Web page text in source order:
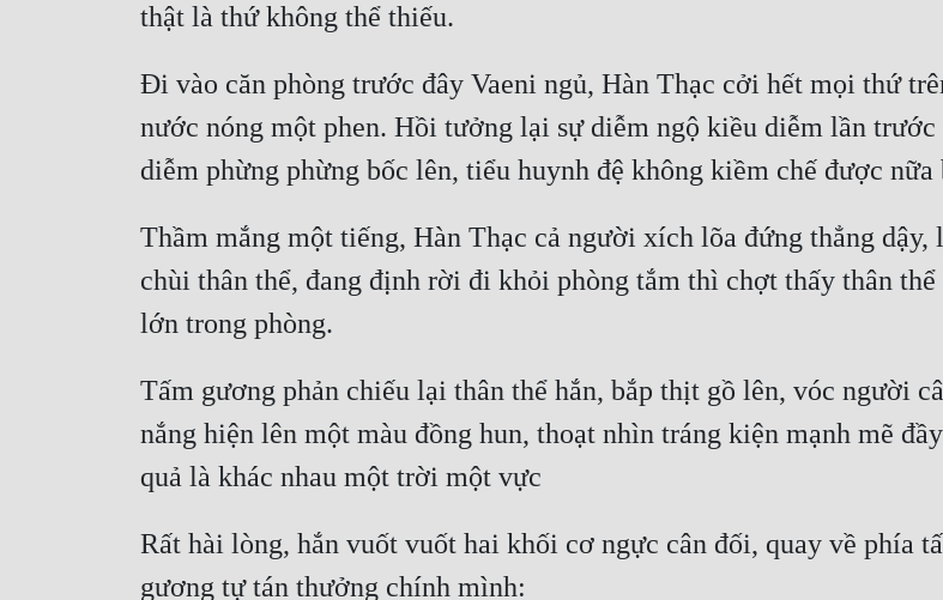
thật là thứ không thể thiếu.
Đi vào căn phòng trước đây Vaeni ngủ, Hàn Thạc cởi hết mọi thứ
nước nóng một phen. Hồi tưởng lại sự diễm ngộ kiều diễm lần
diễm phừng phừng bốc lên, tiểu huynh đệ không kiềm chế được
Thầm mắng một tiếng, Hàn Thạc cả người xích lõa đứng thẳng
chùi thân thể, đang định rời đi khỏi phòng tắm thì chợt thấy thân
lớn trong phòng.
Tấm gương phản chiếu lại thân thể hắn, bắp thịt gồ lên, vóc người
nắng hiện lên một màu đồng hun, thoạt nhìn tráng kiện mạnh mẽ
quả là khác nhau một trời một vực
Rất hài lòng, hắn vuốt vuốt hai khối cơ ngực cân đối, quay về phía
gương tự tán thưởng chính mình: